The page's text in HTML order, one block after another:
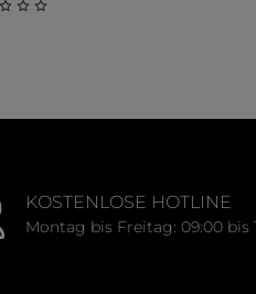
Bewertung
KOSTENLOSE HOTLINE
Montag bis Freitag: 09:00 bis